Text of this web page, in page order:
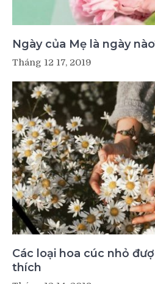
Ngày của Mẹ là ngày
Tháng 12 17, 2019
Các loại hoa cúc nhỏ
thích